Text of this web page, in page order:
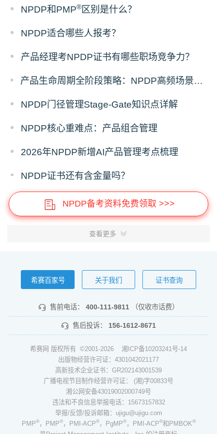
NPDP和PMP® 区别是什么？
NPDP适合哪些人报考？
产品经理考NPDP证书有哪些职场竞争力？
产品生命周期全阶段策略：NPDP高频场景题答题模板
NPDP门径管理Stage-Gate知识点详解
NPDP核心重难点：产品组合管理
2026年NPDP新增AI产品管理考点梳理
NPDP证书还有含金量吗？
NPDP备考资料免费领取 >>>
查看更多
希赛百家号 关于我们 证书查询
售前电话： 400-111-9811 （仅收市话费）
售后投诉： 156-1612-8671
希赛网 版权所有 ©2001-2026 湘ICP备10203241号-14
出版物经营许可证：4301042021177
高新技术企业证书：GR202143001539
广播电视节目制作经营许可证： (湘)字00833号
湘公网安备43019002000749号
违法和不良信息举报电话：15673157832
举报/反馈/投诉邮箱：ujigu@ujigu.com
PMP®，PMP®，PMI-ACP®，PgMP®，PMI-ACP®和PMBOK®